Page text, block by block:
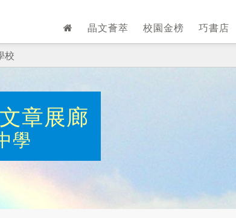
晶文薈萃 校園金榜 巧書店
校
章展廊
學